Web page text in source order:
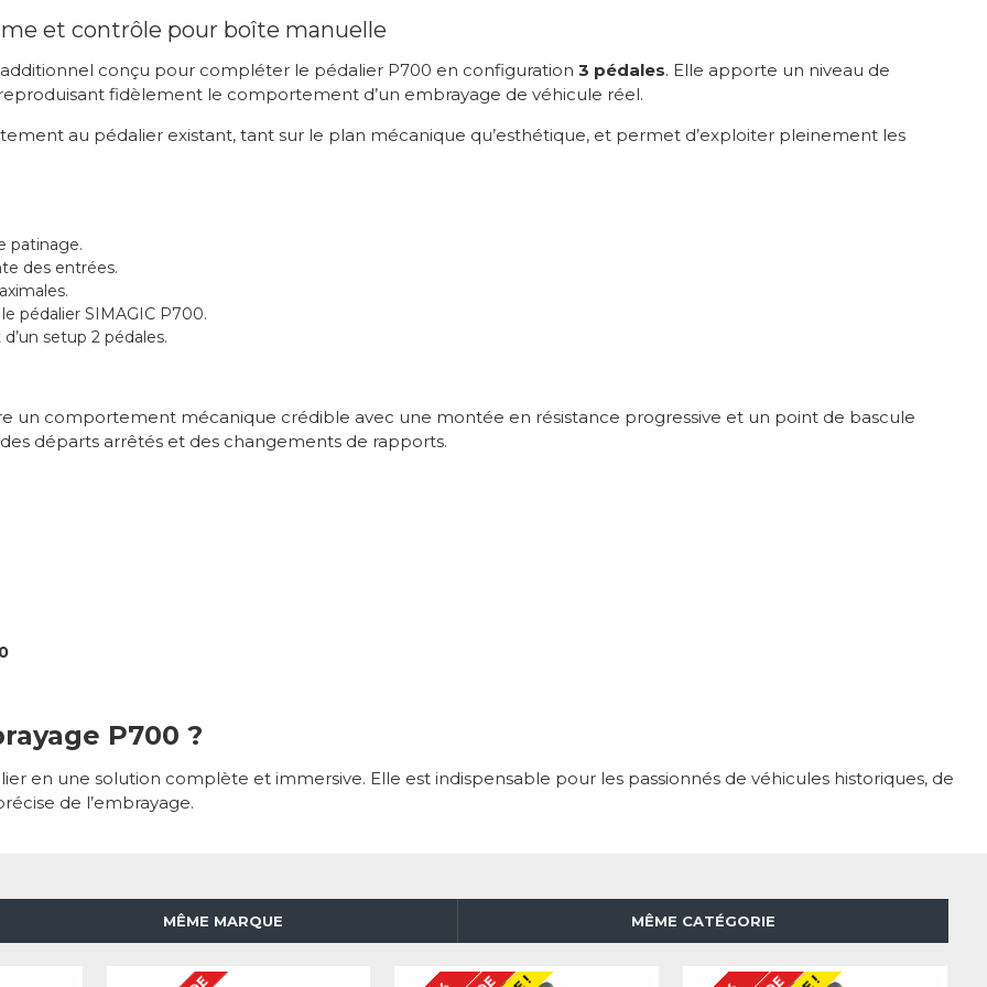
et contrôle pour boîte manuelle
conçu pour compléter le pédalier P700 en configuration 3 pédales. Elle apporte un niveau de
fidèlement le comportement d’un embrayage de véhicule réel.
au pédalier existant, tant sur le plan mécanique qu’esthétique, et permet d’exploiter pleinement les
patinage.
des entrées.
pédalier SIMAGIC P700.
setup 2 pédales.
un comportement mécanique crédible avec une montée en résistance progressive et un point de bascule
départs arrêtés et des changements de rapports.
P700 ?
en une solution complète et immersive. Elle est indispensable pour les passionnés de véhicules historiques, de
de l’embrayage.
MÊME MARQUE MÊME CATÉGORIE